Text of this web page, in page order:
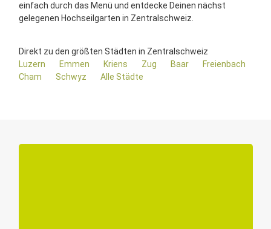
einfach durch das Menü und entdecke Deinen nächst
gelegenen Hochseilgarten in Zentralschweiz.
Direkt zu den größten Städten in Zentralschweiz
Luzern
Emmen Kriens Zug Baar
Freienbach
Cham
Schwyz Alle Städte